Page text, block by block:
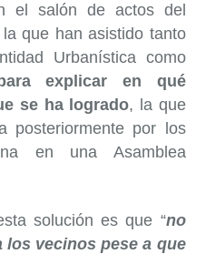
el salón de actos del
que han asistido tanto
Urbanística como
explicar en qué
se ha logrado, la que
posteriormente por los
en una Asamblea
solución es que “no
vecinos pese a que